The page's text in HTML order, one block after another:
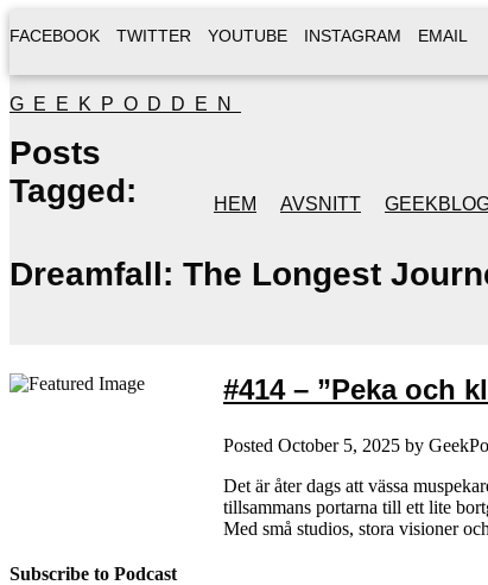
FACEBOOK TWITTER YOUTUBE INSTAGRAM EMAIL
GEEKPODDEN
HEM AVSNITT
Posts
Tagged:
Dreamfall: The Longest
#414 – ”Peka och
Posted October 5, 2025 by
Det är åter dags att vässa
tillsammans portarna till ett lite
Med små studios, stora visioner
Subscribe to Podcast